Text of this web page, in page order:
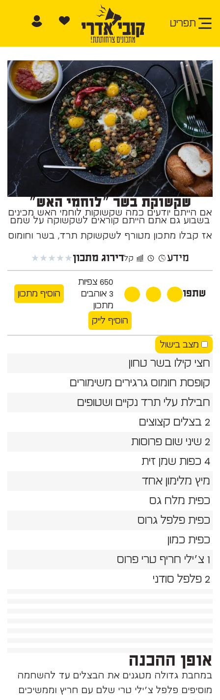
תפריט
שקשוקת בשר ״לוחמי האש״
אם הייתם יודעים כמה שקשוקות לוחמי האש מכינים
בשבוע גם אתם הייתם קוראים לשקשוקה על שמם
אז קבלו מתכון מטורף לשקשוקת תרד, בשר וחומוס
מידע קלדירוג מתכון★
★
★
★
★
שתפו
650 צפיות
3 אוהבים
מתכון
הוסיף מתכון
הוסיף לייק
מצב בישול
חצי קילו בשר טחון
קופסת חומוס גרגירים משימורים
חבילת עלי תרד נקיים ושטופים
2 בצלים קצוצים
2 שיני שום פרוסות
4 כפות שמן זית
מיץ מלימון אחד
כפית מלח גס
כפית פלפל גרוס
כפית כמון
1 צ׳ילי חריף טרי פרוס
2 פלפל סודני
אופן ההכנה
במחבת גדולה מטגנים את הבצלים עד להשחמה
מוסיפים פלפל צ׳ילי טרי שלם עם חריץ וממשיכים